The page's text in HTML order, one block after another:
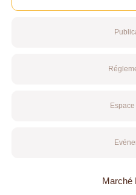
Marché